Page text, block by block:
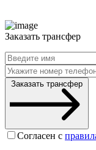
Заказать трансфер
Заказать трансфер
Согласен с